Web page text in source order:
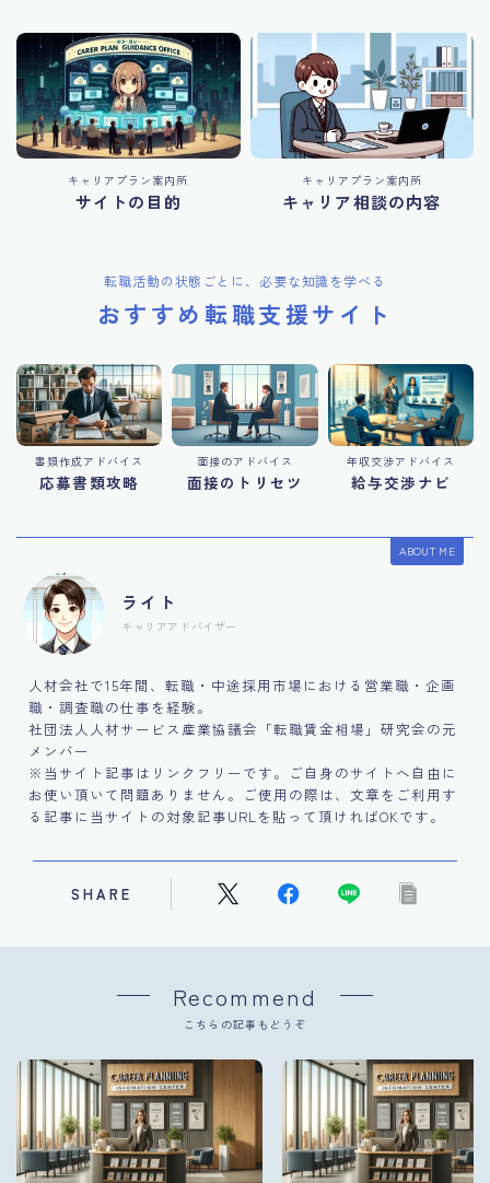
キャリアプラン案内所
サイトの目的
キャリアプラン案内所
キャリア相談の内容
転職活動の状態ごとに、必要な知識を学べる
おすすめ転職支援サイト
書類作成アドバイス
応募書類攻略
面接のアドバイス
面接のトリセツ
年収交渉アドバイス
給与交渉ナビ
ABOUT ME
ライト
キャリアアドバイザー
人材会社で15年間、転職・中途採用市場における営業職・企画
職・調査職の仕事を経験。
社団法人人材サービス産業協議会「転職賃金相場」研究会の元
メンバー
※当サイト記事はリンクフリーです。ご自身のサイトへ自由に
お使い頂いて問題ありません。ご使用の際は、文章をご利用す
る記事に当サイトの対象記事URLを貼って頂ければOKです。
SHARE
Recommend
こちらの記事もどうぞ